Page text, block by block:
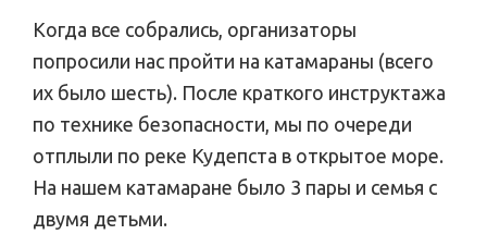
Когда все собрались, организаторы
попросили нас пройти на катамараны (всего
их было шесть). После краткого инструктажа
по технике безопасности, мы по очереди
отплыли по реке Кудепста в открытое море.
На нашем катамаране было 3 пары и семья с
двумя детьми.